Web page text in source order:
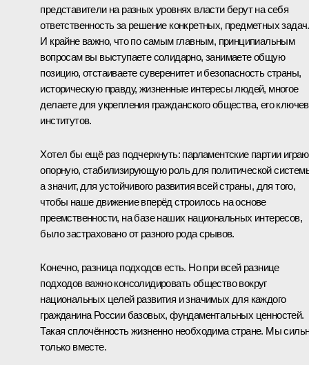
представители на разных уровнях власти берут на себя
ответственность за решение конкретных, предметных задач.
И крайне важно, что по самым главным, принципиальным
вопросам вы выступаете солидарно, занимаете общую
позицию, отстаиваете суверенитет и безопасность страны,
историческую правду, жизненные интересы людей, многое
делаете для укрепления гражданского общества, его
институтов.
Хотел бы ещё раз подчеркнуть: парламентские партии
опорную, стабилизирующую роль для политической
а значит, для устойчивого развития всей страны, для того,
чтобы наше движение вперёд строилось на основе
преемственности, на базе наших национальных интересов,
было застраховано от разного рода срывов.
Конечно, разница подходов есть. Но при всей разнице
подходов важно консолидировать общество вокруг
национальных целей развития и значимых для каждого
гражданина России базовых, фундаментальных ценностей.
Такая сплочённость жизненно необходима стране. Мы
только вместе.